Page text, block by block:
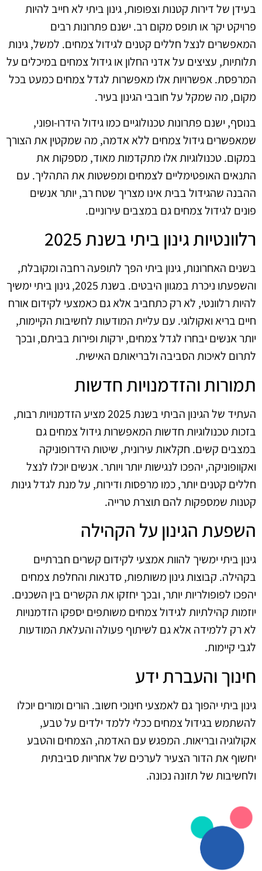
בעידן של דירות קטנות וצפופות, גינון ביתי לא חייב להיות
פרויקט יקר או תופס מקום רב. ישנם פתרונות רבים
המאפשרים לנצל חללים קטנים לגידול צמחים. למשל, גינות
תלותיות, עציצים על אדני החלון או גידול צמחים במיכלים על
המרפסת. אפשרויות אלו מאפשרות לגדל צמחים כמעט בכל
מקום, מה שמקל על חובבי הגינון בעיר.
בנוסף, ישנם פתרונות טכנולוגיים כמו גידול הידרו-ופוני,
שמאפשרים גידול צמחים ללא אדמה, מה שמקטין את הצורך
במקום. טכנולוגיות אלו מתקדמות מאוד, מספקות את
התנאים האופטימליים לצמחים ומפשטות את התהליך. עם
ההבנה שהגידול בבית אינו מצריך שטח רב, יותר אנשים
פונים לגידול צמחים גם במצבים עירוניים.
רלוונטיות גינון ביתי בשנת 2025
בשנים האחרונות, גינון ביתי הפך לתופעה רחבה ומקובלת,
והשפעתו ניכרת במגוון היבטים. בשנת 2025, גינון ביתי ימשיך
להיות רלוונטי, לא רק כתחביב אלא גם כאמצעי לקידום אורח
חיים בריא ואקולוגי. עם עליית המודעות לחשיבות הקיימות,
יותר אנשים יבחרו לגדל צמחים, ירקות ופירות בביתם, ובכך
לתרום לאיכות הסביבה ולבריאותם האישית.
תמורות והזדמנויות חדשות
העתיד של הגינון הביתי בשנת 2025 מציע הזדמנויות רבות,
בזכות טכנולוגיות חדשות המאפשרות גידול צמחים גם
במצבים קשים. חקלאות עירונית, שיטות הידרופוניקה
ואקוופוניקה, יהפכו לנגישות יותר ויותר. אנשים יוכלו לנצל
חללים קטנים יותר, כמו מרפסות ודירות, על מנת לגדל גינות
קטנות שמספקות להם תוצרת טרייה.
השפעת הגינון על הקהילה
גינון ביתי ימשיך להוות אמצעי לקידום קשרים חברתיים
בקהילה. קבוצות גינון משותפות, סדנאות והחלפת צמחים
יהפכו לפופולריות יותר, ובכך יחזקו את הקשרים בין השכנים.
יוזמות קהילתיות לגידול צמחים משותפים יספקו הזדמנויות
לא רק ללמידה אלא גם לשיתוף פעולה והעלאת המודעות
לגבי קיימות.
חינוך והעברת ידע
גינון ביתי יהפוך גם לאמצעי חינוכי חשוב. הורים ומורים יוכלו
להשתמש בגידול צמחים ככלי ללמד ילדים על טבע,
אקולוגיה ובריאות. המפגש עם האדמה, הצמחים והטבע
יחשוף את הדור הצעיר לערכים של אחריות סביבתית
ולחשיבות של תזונה נכונה.